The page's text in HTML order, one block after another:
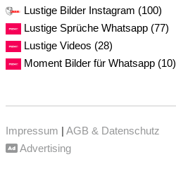
Lustige Bilder Instagram (100)
Lustige Sprüche Whatsapp (77)
Lustige Videos (28)
Moment Bilder für Whatsapp (10)
Impressum | AGB & Datenschutz
Advertising